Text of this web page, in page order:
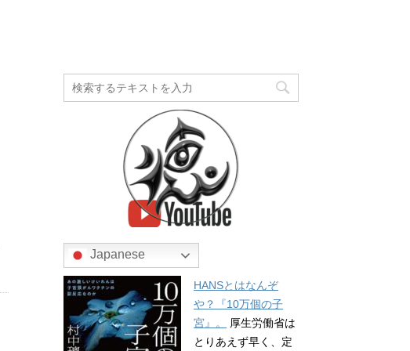
Japanese
HANSとはなんぞ
や？『10万個の子
宮』。
厚生労働省は
とりあえず早く、定